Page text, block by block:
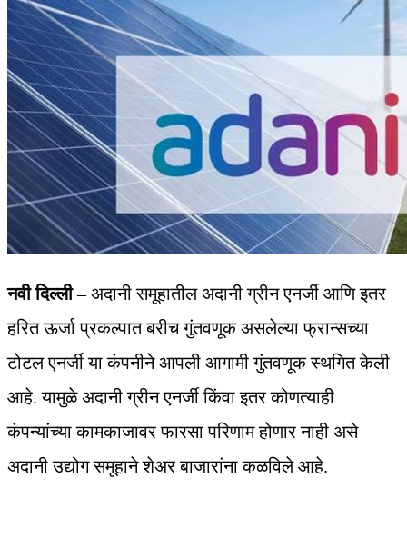
नवी दिल्ली– अदानी समूहातील अदानी ग्रीन एनर्जी आणि इतर
हरित ऊर्जा प्रकल्पात बरीच गुंतवणूक असलेल्या फ्रान्सच्या
टोटल एनर्जी या कंपनीने आपली आगामी गुंतवणूक स्थगित केली
आहे. यामुळे अदानी ग्रीन एनर्जी किंवा इतर कोणत्याही
कंपन्यांच्या कामकाजावर फारसा परिणाम होणार नाही असे
अदानी उद्योग समूहाने शेअर बाजारांना कळविले आहे.